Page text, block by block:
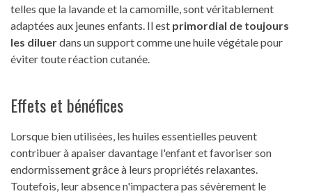
telles que la lavande et la camomille, sont véritablement
adaptées aux jeunes enfants. Il est primordial de toujours
les diluerdans un support comme une huile végétale pour
éviter toute réaction cutanée.
Effets et bénéfices
Lorsque bien utilisées, les huiles essentielles peuvent
contribuer à apaiser davantage l'enfant et favoriser son
endormissement grâce à leurs propriétés relaxantes.
Toutefois, leur absence n'impactera pas sévèrement le